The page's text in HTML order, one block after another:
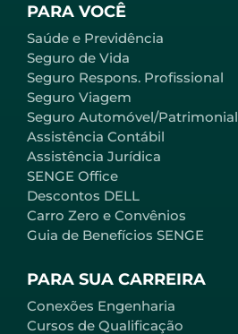
PARA VOCÊ
Saúde e Previdência
Seguro de Vida
Seguro Respons. Profissional
Seguro Viagem
Seguro Automóvel/Patrimonial
Assistência Contábil
Assistência Jurídica
SENGE Office
Descontos DELL
Carro Zero e Convênios
Guia de Benefícios SENGE
PARA SUA CARREIRA
Conexões Engenharia
Cursos de Qualificação